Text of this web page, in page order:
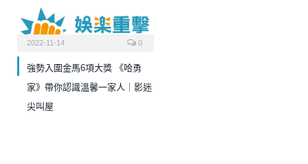
2022-11-14 0
強勢入圍金馬6項大獎 《哈勇
家》帶你認識溫馨一家人｜影迷
尖叫屋